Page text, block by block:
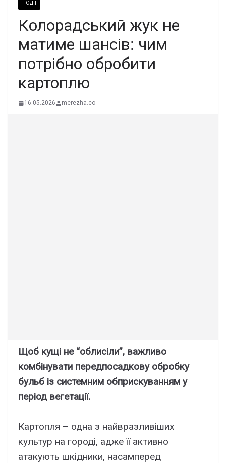
ПОДІЇ
Колорадський жук не
матиме шансів: чим
потрібно обробити
картоплю
16.05.2026 merezha.co
Щоб кущі не “облисіли”, важливо
комбінувати передпосадкову обробку
бульб із системним обприскуванням у
період вегетації.
Картопля – одна з найвразливіших
культур на городі, адже її активно
атакують шкідники, насамперед